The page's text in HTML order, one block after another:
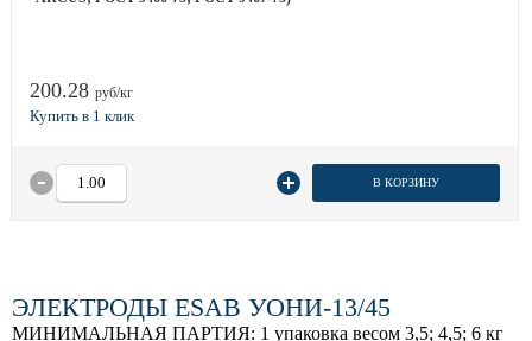
200.28 руб/кг
В КОРЗИНУ
ЭЛЕКТРОДЫ ESAB УОНИ-13/45
МИНИМАЛЬНАЯ ПАРТИЯ: 1 упаковка весом 3,5; 4,5; 6 кг